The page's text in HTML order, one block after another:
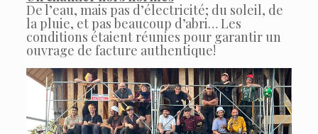
De l’eau, mais pas d’électricité; du soleil, de
la pluie, et pas beaucoup d’abri… Les
conditions étaient réunies pour garantir un
ouvrage de facture authentique!